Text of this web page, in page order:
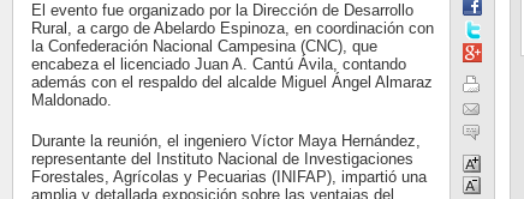
El evento fue organizado por la Dirección de Desarrollo
Rural, a cargo de Abelardo Espinoza, en coordinación con
la Confederación Nacional Campesina (CNC), que
encabeza el licenciado Juan A. Cantú Ávila, contando
además con el respaldo del alcalde Miguel Ángel Almaraz
Maldonado.
Durante la reunión, el ingeniero Víctor Maya Hernández,
representante del Instituto Nacional de Investigaciones
Forestales, Agrícolas y Pecuarias (INIFAP), impartió una
amplia y detallada exposición sobre las ventajas del